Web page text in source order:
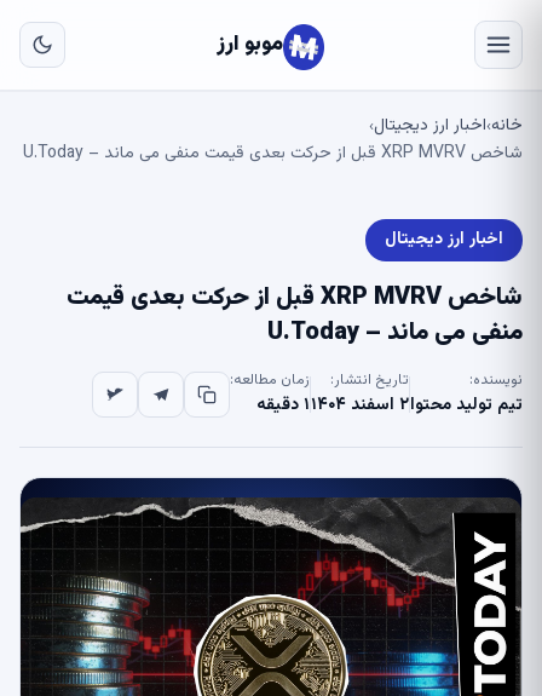
موبو ارز
خانه›اخبار ارز دیجیتال›
شاخص XRP MVRV قبل از حرکت بعدی قیمت منفی می ماند – U.Today
اخبار ارز دیجیتال
شاخص XRP MVRV قبل از حرکت بعدی قیمت
منفی می ماند – U.Today
نویسنده:
تیم تولید محتوا
تاریخ انتشار:
۲ اسفند ۱۴۰۴
زمان مطالعه:
۱ دقیقه